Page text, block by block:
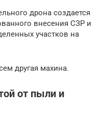
дрона создается
внесения СЗР и
участков на
другая махина.
от пыли и